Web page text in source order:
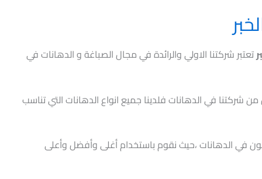
تعتبر شركتنا الاولي والرائدة في مجال الصباغة و الدهانات في
في الدهانات فلدينا جميع انواع الدهانات التي تناسب
الدهانات ،حيث نقوم باستخدام أغلى وأفضل وأعلى